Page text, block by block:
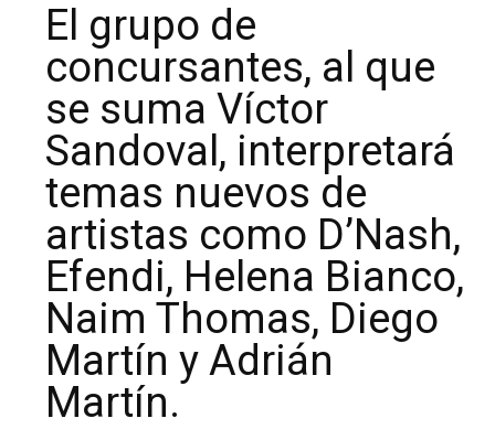
El grupo de
concursantes, al que
se suma Víctor
Sandoval, interpretará
temas nuevos de
artistas como D’Nash,
Efendi, Helena Bianco,
Naim Thomas, Diego
Martín y Adrián
Martín.